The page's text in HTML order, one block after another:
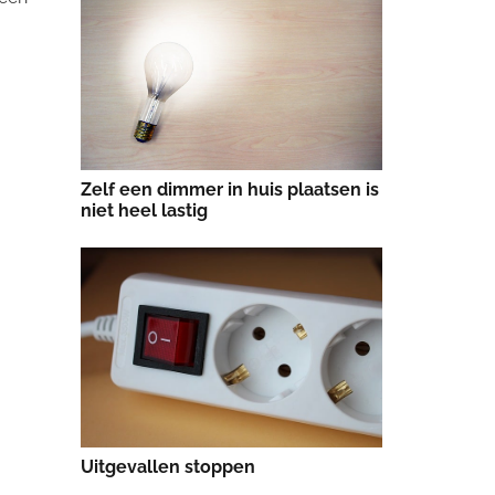
Zelf een dimmer in huis plaatsen is
niet heel lastig
Uitgevallen stoppen